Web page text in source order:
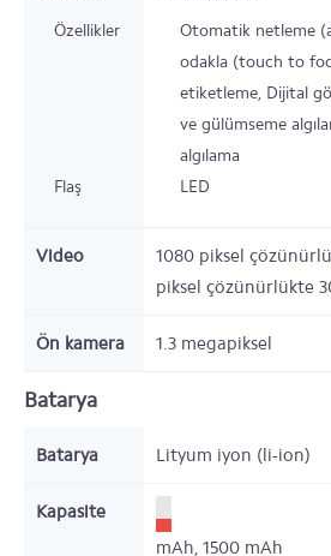
Özellikler
Otomatik netleme
odakla (touch to
etiketleme, Dijital
ve gülümseme
algılama
Flaş
LED
Video
1080 piksel
piksel çözünürlükte
Ön kamera 1.3 megapiksel
Batarya
Batarya Lityum iyon (li-ion)
Kapasite
mAh, 1500 mAh